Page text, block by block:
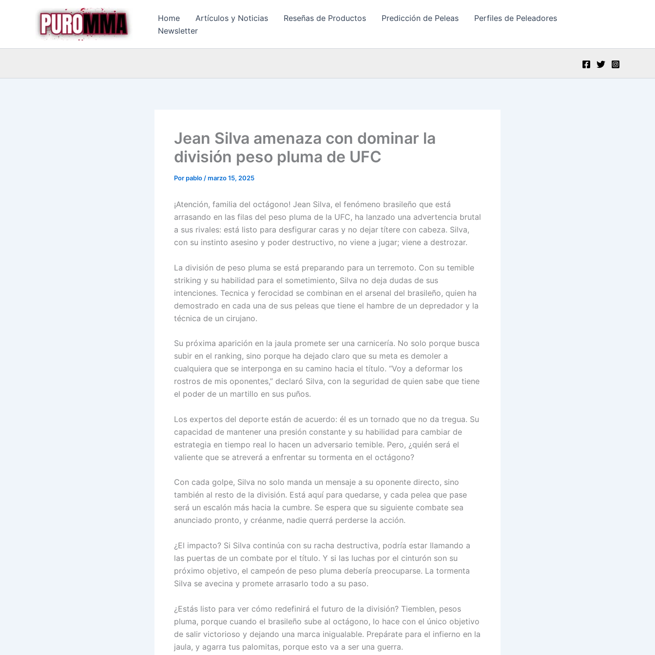
Home Artículos y Noticias Reseñas de Productos Predicción de Peleas
Perfiles de Peleadores
Newsletter
Jean Silva amenaza con dominar la
división peso pluma de UFC
Porpablo /marzo 15, 2025
¡Atención, familia del octágono! Jean Silva, el fenómeno brasileño que está
arrasando en las filas del peso pluma de la UFC, ha lanzado una advertencia brutal
a sus rivales: está listo para desfigurar caras y no dejar títere con cabeza. Silva,
con su instinto asesino y poder destructivo, no viene a jugar; viene a destrozar.
La división de peso pluma se está preparando para un terremoto. Con su temible
striking y su habilidad para el sometimiento, Silva no deja dudas de sus
intenciones. Tecnica y ferocidad se combinan en el arsenal del brasileño, quien ha
demostrado en cada una de sus peleas que tiene el hambre de un depredador y la
técnica de un cirujano.
Su próxima aparición en la jaula promete ser una carnicería. No solo porque busca
subir en el ranking, sino porque ha dejado claro que su meta es demoler a
cualquiera que se interponga en su camino hacia el título. “Voy a deformar los
rostros de mis oponentes,” declaró Silva, con la seguridad de quien sabe que tiene
el poder de un martillo en sus puños.
Los expertos del deporte están de acuerdo: él es un tornado que no da tregua. Su
capacidad de mantener una presión constante y su habilidad para cambiar de
estrategia en tiempo real lo hacen un adversario temible. Pero, ¿quién será el
valiente que se atreverá a enfrentar su tormenta en el octágono?
Con cada golpe, Silva no solo manda un mensaje a su oponente directo, sino
también al resto de la división. Está aquí para quedarse, y cada pelea que pase
será un escalón más hacia la cumbre. Se espera que su siguiente combate sea
anunciado pronto, y créanme, nadie querrá perderse la acción.
¿El impacto? Si Silva continúa con su racha destructiva, podría estar llamando a
las puertas de un combate por el título. Y si las luchas por el cinturón son su
próximo objetivo, el campeón de peso pluma debería preocuparse. La tormenta
Silva se avecina y promete arrasarlo todo a su paso.
¿Estás listo para ver cómo redefinirá el futuro de la división? Tiemblen, pesos
pluma, porque cuando el brasileño sube al octágono, lo hace con el único objetivo
de salir victorioso y dejando una marca inigualable. Prepárate para el infierno en la
jaula, y agarra tus palomitas, porque esto va a ser una guerra.